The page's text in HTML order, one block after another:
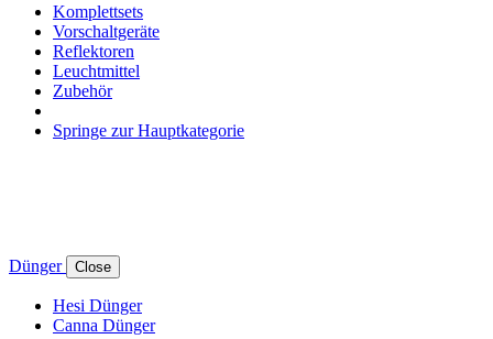
Komplettsets
Vorschaltgeräte
Reflektoren
Leuchtmittel
Zubehör
Springe zur Hauptkategorie
Dünger Close
Hesi Dünger
Canna Dünger